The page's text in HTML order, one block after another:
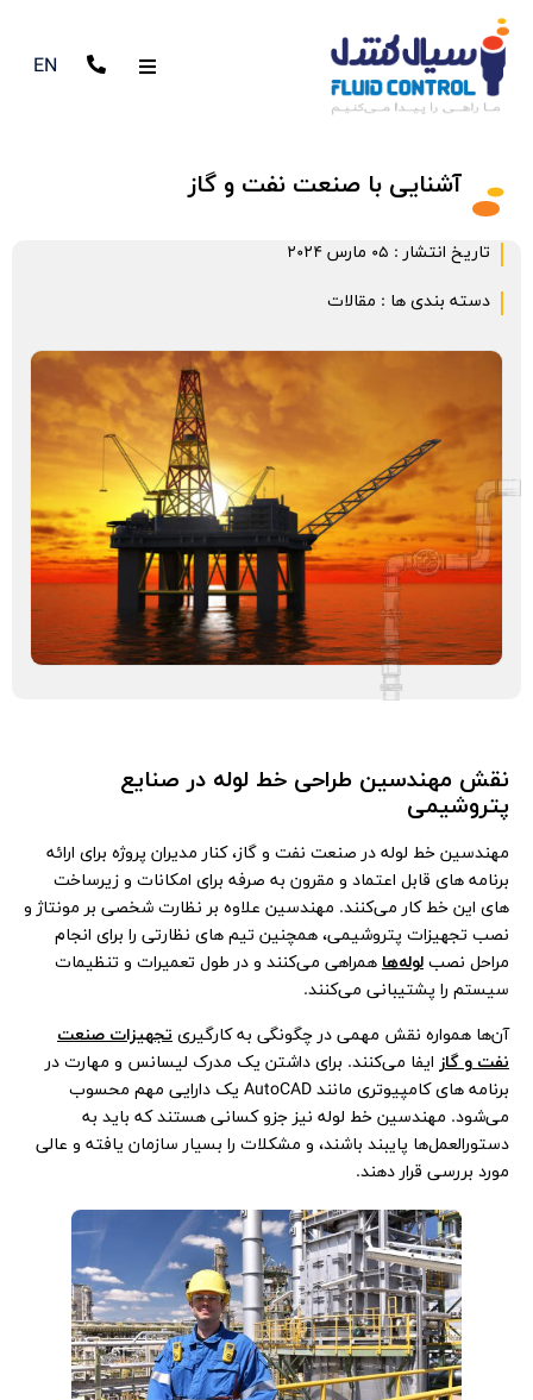
EN
آشنایی با صنعت نفت و گاز
تاریخ انتشار : 05 مارس 2024
دسته بندی ها : مقالات
نقش مهندسین طراحی خط لوله در صنایع
پتروشیمی
مهندسین خط لوله در صنعت نفت و گاز، کنار مدیران پروژه برای ارائه
برنامه‌ های قابل اعتماد و مقرون به صرفه برای امکانات و زیرساخت‌
های این خط کار می‌کنند. مهندسین علاوه بر نظارت شخصی بر مونتاژ و
نصب تجهیزات پتروشیمی، همچنین تیم‌ های نظارتی را برای انجام
مراحل نصب لوله‌ها همراهی می‌کنند و در طول تعمیرات و تنظیمات
سیستم را پشتیبانی می‌کنند.
آن‌ها همواره نقش مهمی در چگونگی به کارگیری تجهیزات صنعت
نفت و گاز ایفا می‌کنند. برای داشتن یک مدرک لیسانس و مهارت در
برنامه های کامپیوتری مانند AutoCAD یک دارایی مهم محسوب
می‌شود. مهندسین خط لوله نیز جزو کسانی هستند که باید به
دستورالعمل‌‌ها پایبند باشند، و مشکلات را بسیار سازمان یافته و عالی
مورد بررسی قرار دهند.